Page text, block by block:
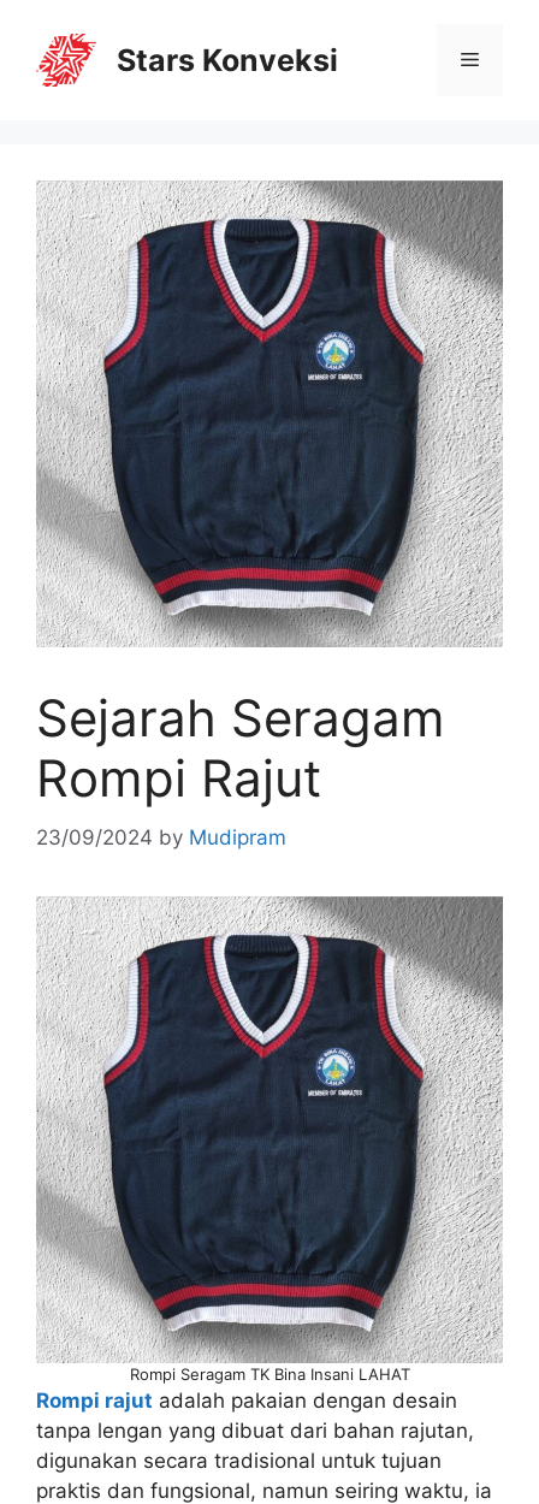
Stars Konveksi
Sejarah Seragam
Rompi Rajut
23/09/2024 by Mudipram
Rompi Seragam TK Bina Insani LAHAT
Rompi rajut adalah pakaian dengan desain
tanpa lengan yang dibuat dari bahan rajutan,
digunakan secara tradisional untuk tujuan
praktis dan fungsional, namun seiring waktu, ia